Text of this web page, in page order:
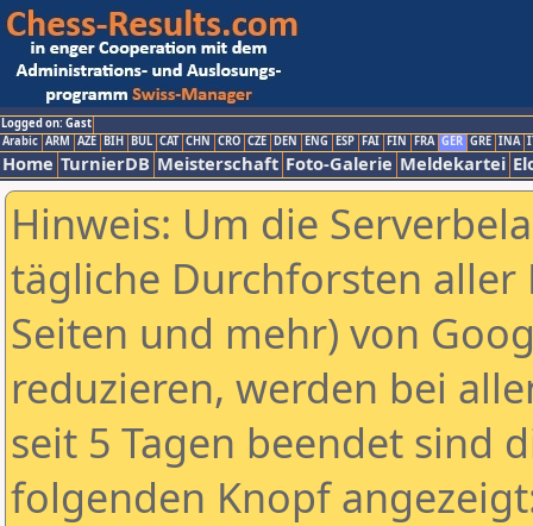
Logged on: Gast
Arabic ARM AZE BIH BUL CAT CHN CRO CZE DEN ENG ESP FAI FIN FRA GER GRE INA
Home TurnierDB Meisterschaft Foto-Galerie Meldekartei
Hinweis: Um die
tägliche Durchforsten aller
Seiten und mehr) von
reduzieren, werden bei
seit 5 Tagen beendet sind
folgenden Knopf